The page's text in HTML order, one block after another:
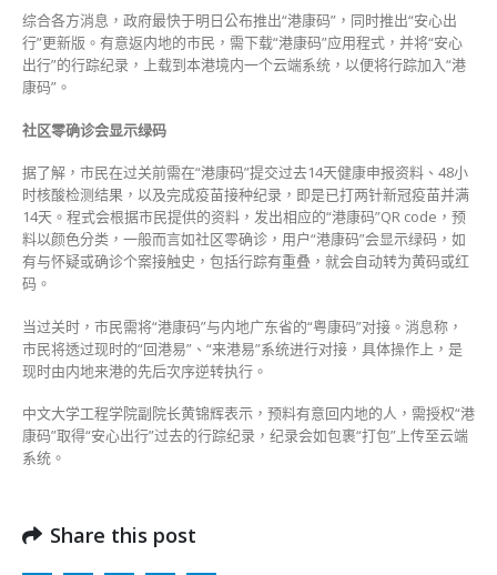
录
“换
码”〉
中
综合各方消息，政府最快于明日公布推出“港康码”，同时推出“安心出
行”更新版。有意返内地的市民，需下载“港康码”应用程式，并将“安心
出行”的行踪纪录，上载到本港境内一个云端系统，以便将行踪加入“港
康码”。
社区零确诊会显示绿码
据了解，市民在过关前需在“港康码”提交过去14天健康申报资料、48小
时核酸检测结果，以及完成疫苗接种纪录，即是已打两针新冠疫苗并满
14天。程式会根据市民提供的资料，发出相应的“港康码”QR code，预
料以颜色分类，一般而言如社区零确诊，用户“港康码”会显示绿码，如
有与怀疑或确诊个案接触史，包括行踪有重叠，就会自动转为黄码或红
码。
当过关时，市民需将“港康码”与内地广东省的“粤康码”对接。消息称，
市民将透过现时的“回港易”、“来港易”系统进行对接，具体操作上，是
现时由内地来港的先后次序逆转执行。
中文大学工程学院副院长黄锦辉表示，预料有意回内地的人，需授权“港
康码”取得“安心出行”过去的行踪纪录，纪录会如包裹“打包”上传至云端
系统。
Share this post